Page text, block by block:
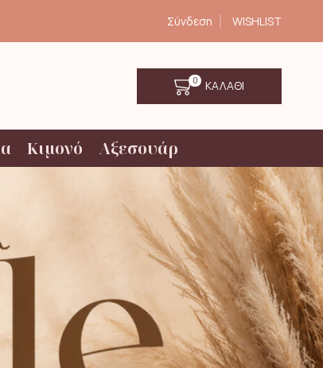
Σύνδεση WISHLIST
0 ΚΑΛΑΘΙ
Κιμονό Αξεσουάρ